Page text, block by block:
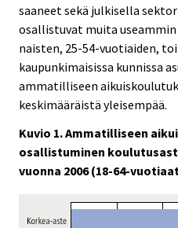
saaneet sekä julkisella
osallistuvat muita useammin
naisten, 25-54-vuotiaiden,
kaupunkimaisissa kunnissa
ammatilliseen
keskimääräistä yleisempää.
Kuvio 1. Ammatilliseen
osallistuminen
vuonna 2006 (18-64-